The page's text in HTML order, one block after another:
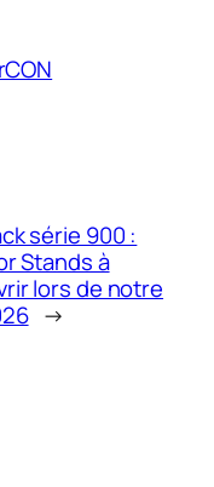
série 900 :
Stands à
lors de notre
→